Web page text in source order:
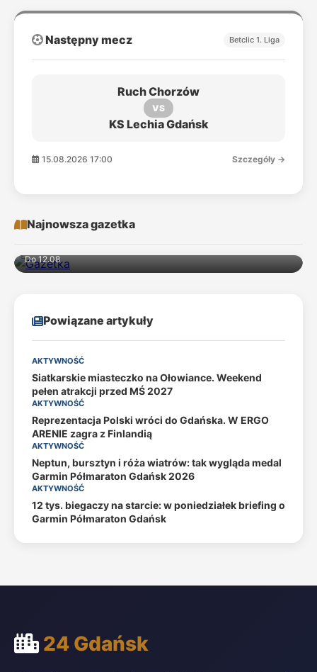
Następny mecz Betclic 1. Liga
Ruch Chorzów
VS
KS Lechia Gdańsk
15.08.2026 17:00 Szczegóły →
Najnowsza gazetka
Do 12.08
Powiązane artykuły
AKTYWNOŚĆ
Siatkarskie miasteczko na Ołowiance. Weekend
pełen atrakcji przed MŚ 2027
AKTYWNOŚĆ
Reprezentacja Polski wróci do Gdańska. W ERGO
ARENIE zagra z Finlandią
AKTYWNOŚĆ
Neptun, bursztyn i róża wiatrów: tak wygląda medal
Garmin Półmaraton Gdańsk 2026
AKTYWNOŚĆ
12 tys. biegaczy na starcie: w poniedziałek briefing o
Garmin Półmaraton Gdańsk
24 Gdańsk